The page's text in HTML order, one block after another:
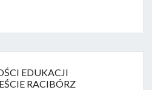
EDUKACJI
RACIBÓRZ